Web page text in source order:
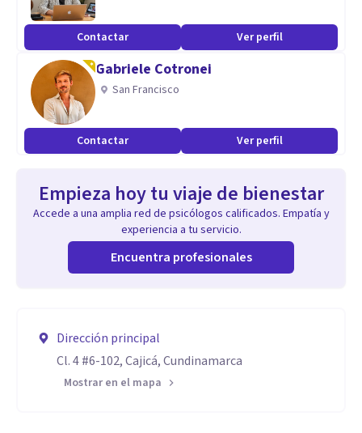
Contactar Ver perfil
Gabriele Cotronei
San Francisco
Contactar Ver perfil
Empieza hoy tu viaje de bienestar
Accede a una amplia red de psicólogos calificados. Empatía y
experiencia a tu servicio.
Encuentra profesionales
Dirección principal
Cl. 4 #6-102, Cajicá, Cundinamarca
Mostrar en el mapa